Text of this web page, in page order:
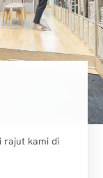
rajut kami di